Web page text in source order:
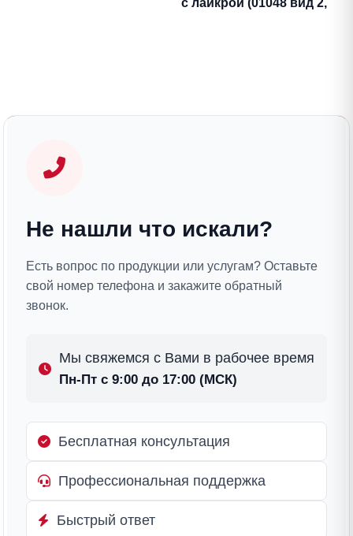
с лайкрой (01048 вид 2,
Не нашли что искали?
Есть вопрос по продукции или услугам? Оставьте
свой номер телефона и закажите обратный
звонок.
Мы свяжемся с Вами в рабочее время
Пн-Пт с 9:00 до 17:00 (МСК)
Бесплатная консультация
Профессиональная поддержка
Быстрый ответ